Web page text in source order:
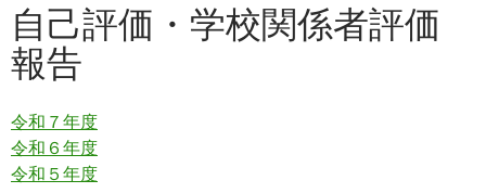
ン
ツ
へ
ス
ッ
プ
自己評価・学校関係者評価
報告
令和７年度
令和６年度
令和５年度